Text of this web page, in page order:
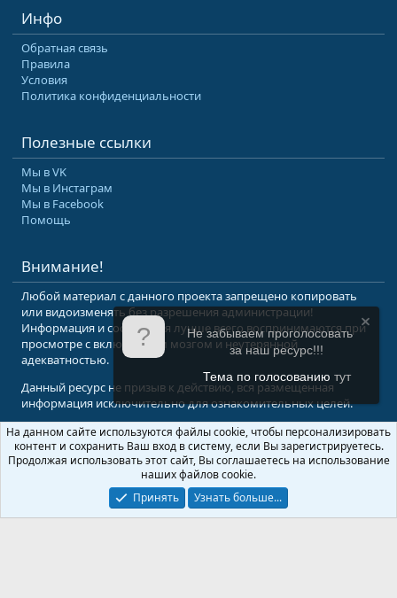
Инфо
Обратная связь
Правила
Условия
Политика конфиденциальности
Полезные ссылки
Мы в VK
Мы в Инстаграм
Мы в Facebook
Помощь
Внимание!
Любой материал с данного проекта запрещено копировать
или видоизменять без разрешения администрации!
Информация и сообщения лучше всего воспринимаются при
просмотре с включенным мозгом и неутерянной
адекватностью.
Данный ресурс не призыв к действию, вся размещенная
информация исключительно для ознакомительных целей.
© 2008-2026 Форум Абырвалг.нет - подводная охота, дайвинг, туризм
Перевод: XenForo.Info
Не забываем проголосовать
за наш ресурс!!!
Тема по голосованию тут
На данном сайте используются файлы cookie, чтобы персонализировать
контент и сохранить Ваш вход в систему, если Вы зарегистрируетесь.
Продолжая использовать этот сайт, Вы соглашаетесь на использование
наших файлов cookie.
Принять
Узнать больше...